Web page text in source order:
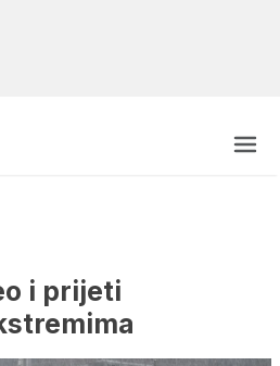
i prijeti